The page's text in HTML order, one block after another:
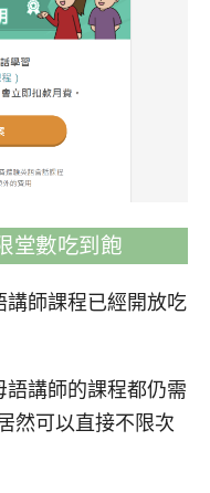
堂數吃到飽
講師課程已經開放吃
語講師的課程都仍需
然可以直接不限次